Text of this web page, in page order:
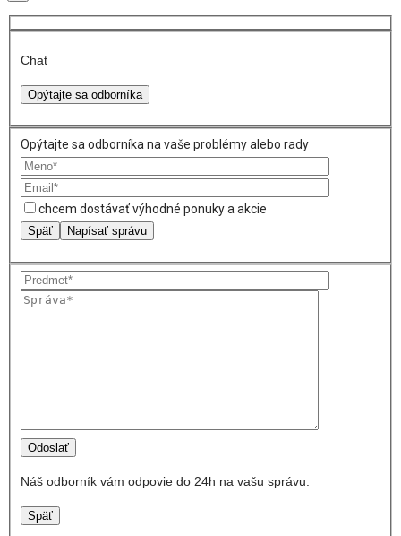
Chat
Opýtajte sa odborníka
Opýtajte sa odborníka na vaše problémy alebo rady
chcem dostávať výhodné ponuky a akcie
Späť Napísať správu
Náš odborník vám odpovie do 24h na vašu správu.
Späť